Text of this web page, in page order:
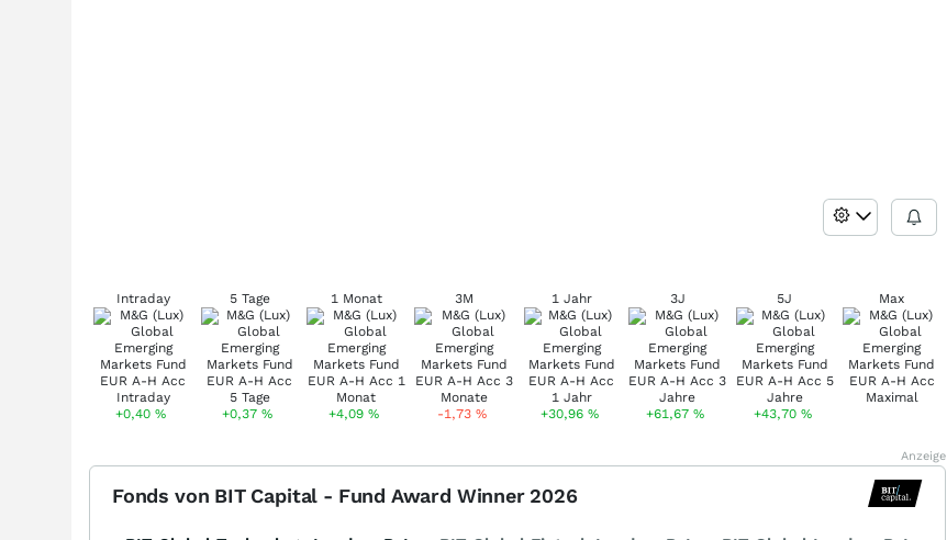
Intraday
+0,40%
5 Tage
+0,37%
1 Monat
+4,09%
3M
-1,73%
1 Jahr
+30,96 %
3J
+61,67%
5J
+43,70 %
Max
Anzeige
Fonds von BIT Capital - Fund Award Winner 2026